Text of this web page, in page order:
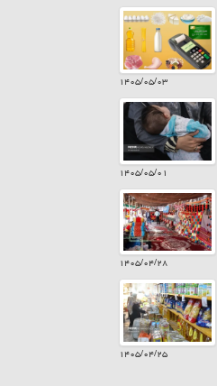
۱۴۰۵/۰۵/۰۳
۱۴۰۵/۰۵/۰۱
۱۴۰۵/۰۴/۲۸
۱۴۰۵/۰۴/۲۵